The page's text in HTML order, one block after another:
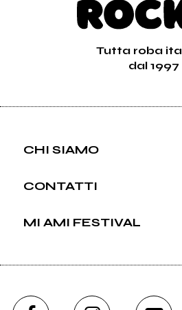
Tutta roba
dal 1997
CHI SIAMO
CONTATTI
MI AMI FESTIVAL